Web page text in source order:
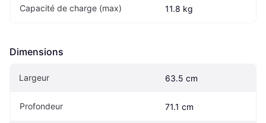
Capacité de charge (max) 11.8 kg
Dimensions
Largeur 63.5 cm
Profondeur 71.1 cm